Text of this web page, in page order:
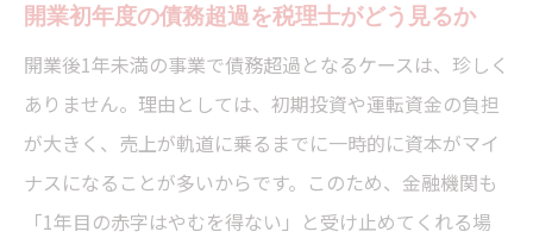
開業初年度の債務超過を税理士がどう見るか
開業後1年未満の事業で債務超過となるケースは、珍しく
ありません。理由としては、初期投資や運転資金の負担
が大きく、売上が軌道に乗るまでに一時的に資本がマイ
ナスになることが多いからです。このため、金融機関も
「1年目の赤字はやむを得ない」と受け止めてくれる場